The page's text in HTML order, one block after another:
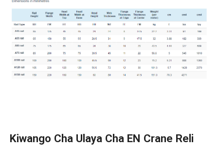
Kiwango Cha Ulaya Cha EN Crane Reli